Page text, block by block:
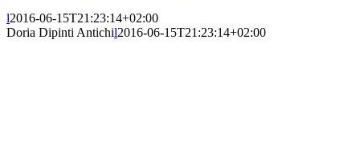
l2016-06-15T21:23:14+02:00
Doria Dipinti Antichil2016-06-15T21:23:14+02:00